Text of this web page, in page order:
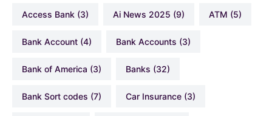
Access Bank (3) Ai News 2025 (9) ATM (5)
Bank Account (4) Bank Accounts (3)
Bank of America (3) Banks (32)
Bank Sort codes (7) Car Insurance (3)